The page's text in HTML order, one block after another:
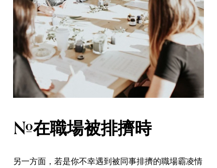
#在職場被排擠時
另一方面，若是你不幸遇到被同事排擠的職場霸凌情